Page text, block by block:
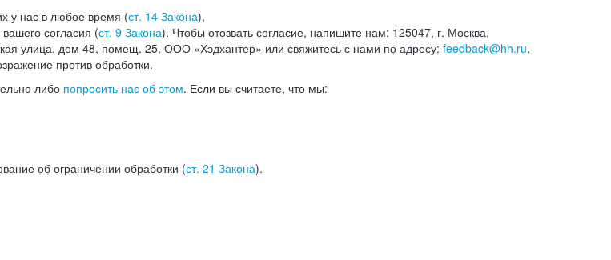
у нас в любое время (ст. 14 Закона),
согласия (ст. 9 Закона). Чтобы отозвать согласие, напишите нам: 125047, г. Москва,
улица, дом 48, помещ. 25, ООО «Хэдхантер» или свяжитесь с нами по адресу: feedback@hh.ru,
против обработки.
либо попросить нас об этом. Если вы считаете, что мы:
об ограничении обработки (ст. 21 Закона).